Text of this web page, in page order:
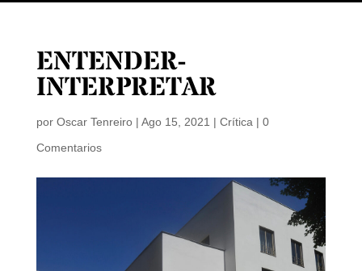
ENTENDER-
INTERPRETAR
por Oscar Tenreiro| Ago 15, 2021 | Crítica | 0
Comentarios